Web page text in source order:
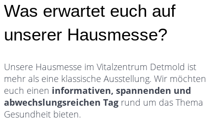
Was erwartet euch auf
unserer Hausmesse?
Unsere Hausmesse im Vitalzentrum Detmold ist
mehr als eine klassische Ausstellung. Wir möchten
euch einen informativen, spannenden und
abwechslungsreichen Tag rund um das Thema
Gesundheit bieten.